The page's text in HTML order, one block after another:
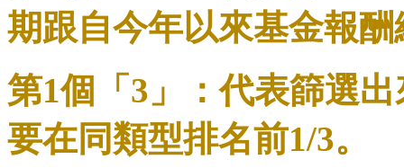
期跟自今年以來基金報
第1個「3」：代表篩選
要在同類型排名前1/3。